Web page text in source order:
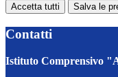
Accetta tutti Salva le
Contatti
Istituto Comprensivo